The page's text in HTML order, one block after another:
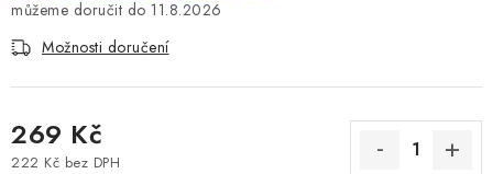
11.8.2026
Možnosti doručení
269 Kč
222 Kč bez DPH